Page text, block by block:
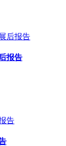
报告